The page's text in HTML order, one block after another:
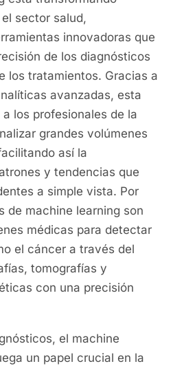
sector salud,
innovadoras que
de los diagnósticos
los tratamientos. Gracias a
avanzadas, esta
los profesionales de la
grandes volúmenes
así la
y tendencias que
a simple vista. Por
de machine learning son
médicas para detectar
el cáncer a través del
tomografías y
con una precisión
el machine
un papel crucial en la